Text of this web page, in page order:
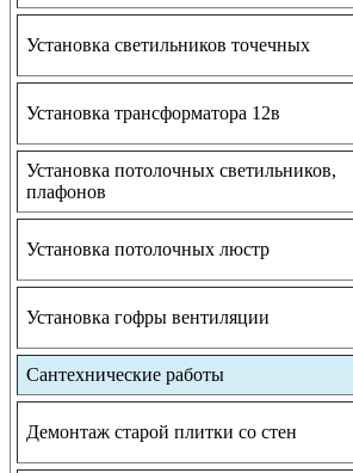
Установка светильников точечных
Установка трансформатора 12в
Установка потолочных светильников,
плафонов
Установка потолочных люстр
Установка гофры вентиляции
Сантехнические работы
Демонтаж старой плитки со стен